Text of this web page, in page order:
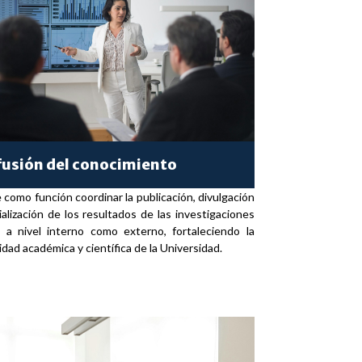
del conocimiento
como función coordinar la publicación, divulgación
de los resultados de las investigaciones
a nivel interno como externo, fortaleciendo la
académica y científica de la Universidad.